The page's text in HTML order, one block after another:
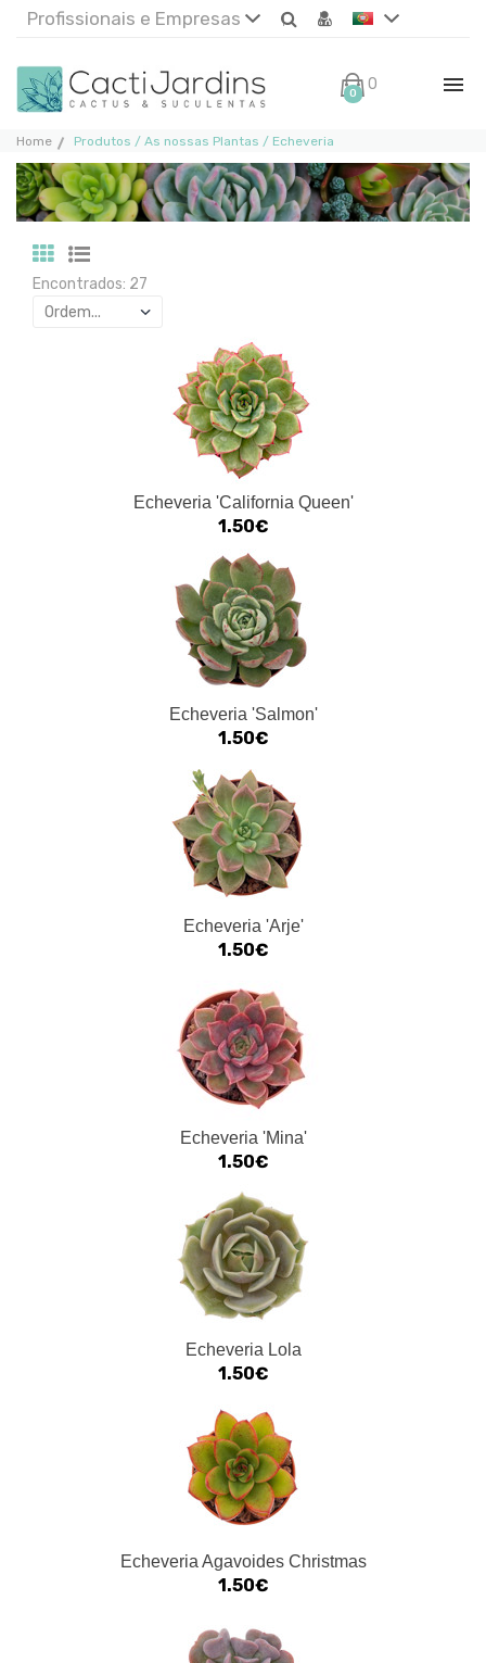
Profissionais e Empresas
0 0€
Home Produtos / As nossas Plantas / Echeveria
Encontrados: 27
Echeveria 'California Queen'
1.50€
Echeveria 'Salmon'
1.50€
Echeveria 'Arje'
1.50€
Echeveria 'Mina'
1.50€
Echeveria Lola
1.50€
Echeveria Agavoides Christmas
1.50€